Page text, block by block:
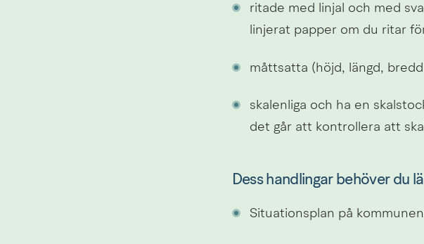
ritade med linjal och med
linjerat papper om du ritar
måttsatta (höjd, längd,
skalenliga och ha en
det går att kontrollera att
Dess handlingar behöver du
Situationsplan på